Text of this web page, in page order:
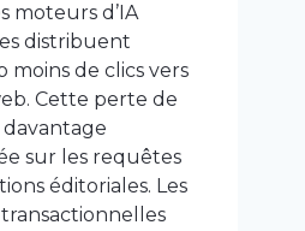
moteurs d’IA
distribuent
moins de clics vers
Cette perte de
davantage
sur les requêtes
éditoriales. Les